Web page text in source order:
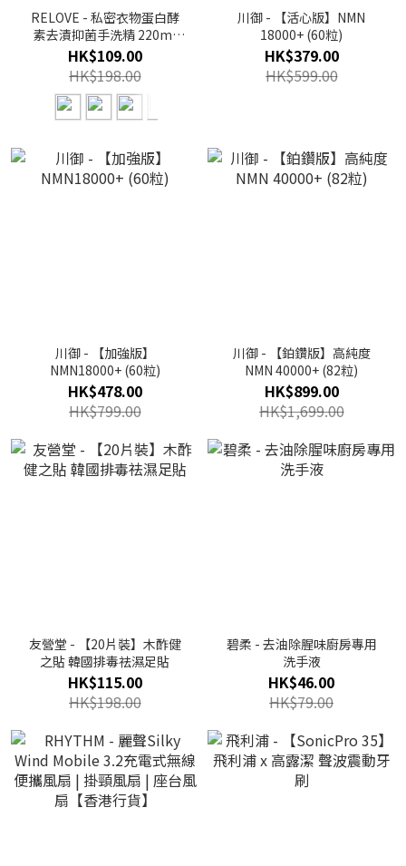
RELOVE - 私密衣物蛋白酵
素去漬抑菌手洗精 220ml
(多色)｜女性內衣專用手洗
液｜RL04
HK$109.00
HK$198.00
川御 - 【活心版】NMN
18000+ (60粒)
HK$379.00
HK$599.00
川御 - 【加強版】
NMN18000+ (60粒)
HK$478.00
HK$799.00
川御 - 【鉑鑽版】高純度
NMN 40000+ (82粒)
HK$899.00
HK$1,699.00
友營堂 - 【20片裝】木酢健
之貼 韓國排毒祛濕足貼
HK$115.00
HK$198.00
碧柔 - 去油除腥味廚房專用
洗手液
HK$46.00
HK$79.00